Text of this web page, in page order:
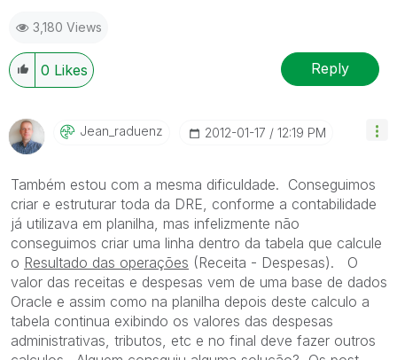
Youtube.com/bideaz  Instagram.com/bideaz.in
"Nada é tão inútil quanto fazer eficientemente o que
não deveria ser feito." (Peter Drucker)
3,180 Views
0 Likes Reply
Jean_raduenz ‎2012-01-17 12:19 PM
Também estou com a mesma dificuldade. Conseguimos
criar e estruturar toda da DRE, conforme a contabilidade
já utilizava em planilha, mas infelizmente não
conseguimos criar uma linha dentro da tabela que calcule
o Resultado das operações (Receita - Despesas). O
valor das receitas e despesas vem de uma base de dados
Oracle e assim como na planilha depois deste calculo a
tabela continua exibindo os valores das despesas
administrativas, tributos, etc e no final deve fazer outros